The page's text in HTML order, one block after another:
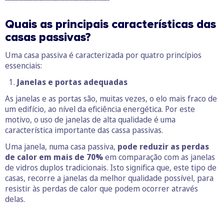
Quais as principais características das
casas passivas?
Uma casa passiva é caracterizada por quatro princípios
essenciais:
Janelas e portas adequadas
As janelas e as portas são, muitas vezes, o elo mais fraco de
um edifício, ao nível da eficiência energética. Por este
motivo, o uso de janelas de alta qualidade é uma
característica importante das cassa passivas.
Uma janela, numa casa passiva, pode reduzir as perdas
de calor em mais de 70%em comparação com as janelas
de vidros duplos tradicionais. Isto significa que, este tipo de
casas, recorre a janelas da melhor qualidade possível, para
resistir às perdas de calor que podem ocorrer através
delas.